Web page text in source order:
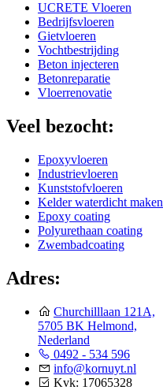
UCRETE Vloeren
Bedrijfsvloeren
Gietvloeren
Vochtbestrijding
Beton injecteren
Betonreparatie
Vloerrenovatie
Veel bezocht:
Epoxyvloeren
Industrievloeren
Kunststofvloeren
Kelder waterdicht maken
Epoxy coating
Polyurethaan coating
Zwembadcoating
Adres:
Churchilllaan 121A,
5705 BK Helmond,
Nederland
0492 - 534 596
info@kornuyt.nl
Kvk: 17065328